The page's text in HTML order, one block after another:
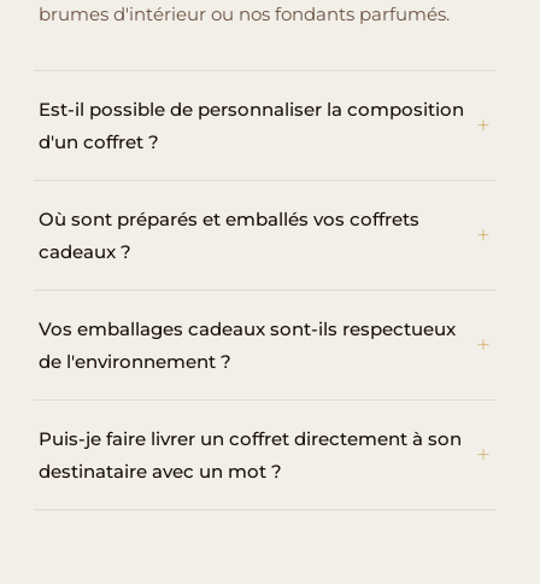
brumes d'intérieur ou nos fondants parfumés.
Est-il possible de personnaliser la composition
d'un coffret ?
Où sont préparés et emballés vos coffrets
cadeaux ?
Vos emballages cadeaux sont-ils respectueux
de l'environnement ?
Puis-je faire livrer un coffret directement à son
destinataire avec un mot ?